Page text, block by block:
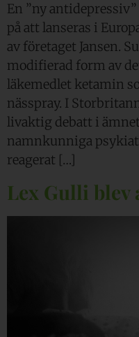
En ”ny
på att lanseras i
av företaget Jansen.
modifierad form av
läkemedlet ketamin
nässpray. I
livaktig debatt i
namnkunniga
reagerat […]
Lex Gulli blev